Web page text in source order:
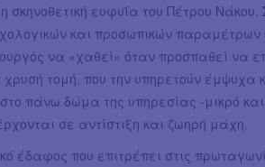
σκηνοθετική ευφυΐα του Πέτρου
και προσωπικών παραμέτρων
να «χαθεί» όταν προσπαθεί να
τομή, που την υπηρετούν
πάνω δώμα της υπηρεσίας -μικρό
σε αντίστιξη και ζωηρή μάχη.
έδαφος που επιτρέπει στις